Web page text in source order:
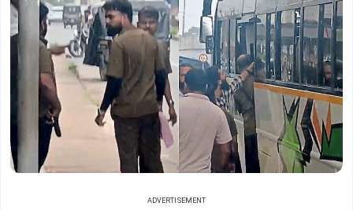
ADVERTISEMENT